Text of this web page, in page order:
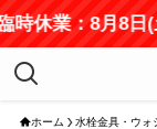
休業：8月8日(
ホーム 水栓金具・ウォ